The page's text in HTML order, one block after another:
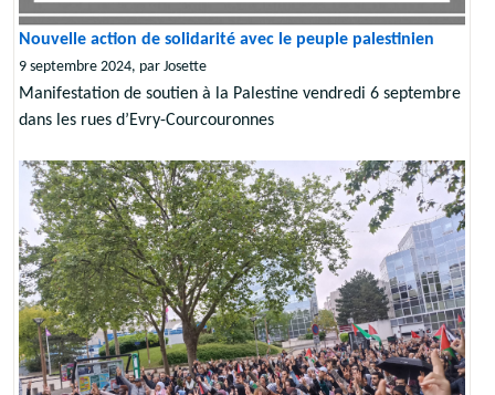
Nouvelle action de solidarité avec le peuple palestinien
9 septembre 2024, par Josette
Manifestation de soutien à la Palestine vendredi 6 septembre
dans les rues d’Evry-Courcouronnes